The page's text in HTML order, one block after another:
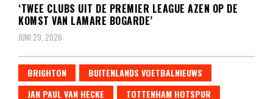
‘TWEE CLUBS UIT DE PREMIER LEAGUE AZEN OP DE
KOMST VAN LAMARE BOGARDE’
JUNI 29, 2026
BRIGHTON
BUITENLANDS VOETBALNIEUWS
JAN PAUL VAN HECKE
TOTTENHAM HOTSPUR